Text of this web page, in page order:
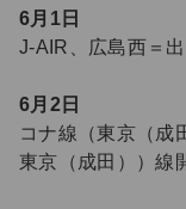
6月1日
J-AIR、広島西＝出
6月2日
コナ線（東京（成
東京（成田））線